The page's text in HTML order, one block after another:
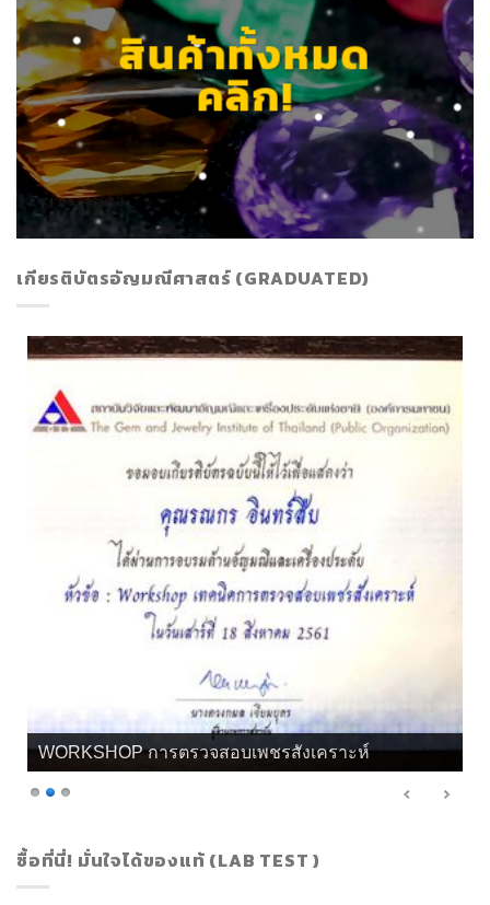
สินค้าทั้งหมด
คลิก!
เกียรติบัตรอัญมณีศาสตร์ (GRADUATED)
WORKSHOP การตรวจสอบเพชรสังเคราะห์
ซื้อที่นี่! มั่นใจได้ของแท้ (LAB TEST )